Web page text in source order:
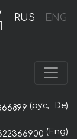
RUS ENG
(рус, De)
(Eng)